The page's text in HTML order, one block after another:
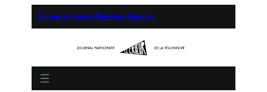
À proposContactMentions légales